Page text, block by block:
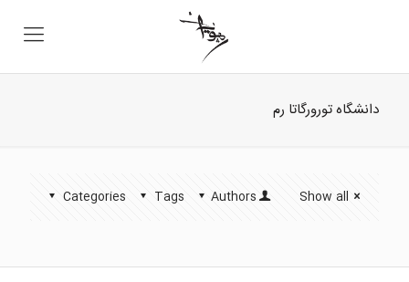
دانشگاه تورورگاتا رم
Categories Tags Authors Show all